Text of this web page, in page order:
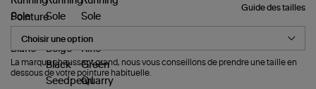
Guide des tailles
Pointure
La marque chaussant grand, nous vous conseillons de prendre une taille en
dessous de votre pointure habituelle.